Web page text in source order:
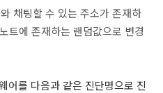
채팅할 수 있는 주소가 존재하
트에 존재하는 랜덤값으로 변경
어를 다음과 같은 진단명으로 진